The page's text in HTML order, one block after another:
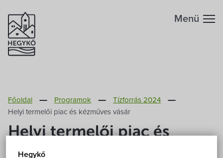
Hegykő
Megközelítés
Fontos telefonszámok
Szabadidő
Menü
Főoldal Programok
Tízforrás 2024
Helyi termelői piac és kézműves vásár
Helyi termelői piac és
kézműves vásár